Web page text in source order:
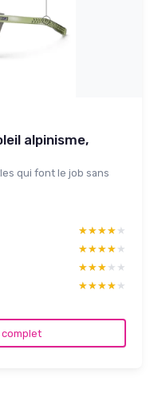
alpinisme,
qui font le job sans
★★★★★
★★★★★
★★★★★
★★★★★
★★★★★
★★★★★
★★★★★
★★★★★